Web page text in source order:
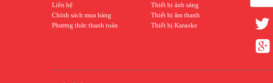
Liên hệ
Chính sách mua hàng
Phương thức thanh toán
Thiết bị ánh sáng
Thiết bị âm thanh
Thiết bị Karaoke